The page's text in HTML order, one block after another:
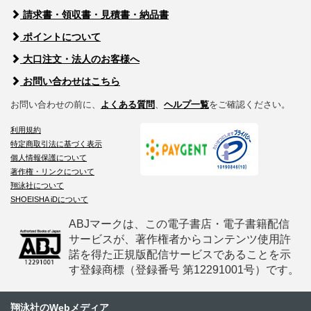
請求書・領収書・見積書・納品書
ポイントについて
大口注文・法人のお客様へ
お問い合わせはこちら
お問い合わせの前に、 よくある質問、 ヘルプ一覧をご確認ください。
利用規約
特定商取引法に基づく表示
個人情報保護について
著作権・リンクについて
翔泳社について
SHOEISHA iDについて
ABJマークは、この電子書店・電子書籍配信
サービスが、著作権者からコンテンツ使用許
諾を得た正規版配信サービスであることを示
す登録商標（登録番号 第12291001号）です。
翔泳社のWebメディア